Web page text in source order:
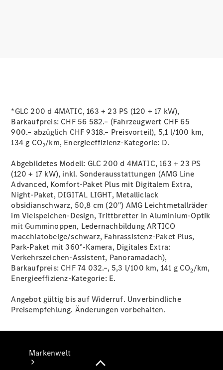
Versicherung
Mercedes-
Benz Rent
Mercedes-
Benz Apps
2G und 3G
Netzabschaltung
Betriebsanleitungen
Support &
Kontakt
Markenwelt
*GLC 200 d 4MATIC, 163 + 23 PS (120 + 17 kW),
Barkaufpreis: CHF 56 582.– (Fahrzeugwert CHF 65
900.– abzüglich CHF 9318.– Preisvorteil), 5,1 l/100 km,
134 g CO2/km, Energieeffizienz-Kategorie: D.
Abgebildetes Modell: GLC 200 d 4MATIC, 163 + 23 PS
(120 + 17 kW), inkl. Sonderausstattungen (AMG Line
Advanced, Komfort-Paket Plus mit Digitalem Extra,
Night-Paket, DIGITAL LIGHT, Metalliclack
obsidianschwarz, 50,8 cm (20") AMG Leichtmetallräder
im Vielspeichen-Design, Trittbretter in Aluminium-Optik
mit Gumminoppen, Ledernachbildung ARTICO
macchiatobeige/schwarz, Fahrassistenz-Paket Plus,
Park-Paket mit 360°-Kamera, Digitales Extra:
Verkehrszeichen-Assistent, Panoramadach),
Barkaufpreis: CHF 74 032.–, 5,3 l/100 km, 141 g CO2/km,
Energieeffizienz-Kategorie: E.
Angebot gültig bis auf Widerruf. Unverbindliche
Preisempfehlung. Änderungen vorbehalten.